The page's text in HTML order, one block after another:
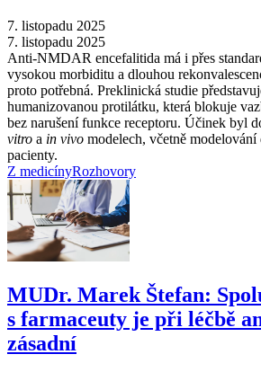
7. listopadu 2025
7. listopadu 2025
Anti-NMDAR encefalitida má i přes
vysokou morbiditu a dlouhou
proto potřebná. Preklinická studie
humanizovanou protilátku, která blokuje
bez narušení funkce receptoru. Účinek byl
vitro a in vivo modelech, včetně
pacienty.
Z medicínyRozhovory
MUDr. Marek Štefan:
s farmaceuty je při léčbě
zásadní